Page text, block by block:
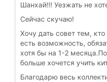
Шанхай!!! Уезжать не
Сейчас скучаю!
Хочу дать совет тем,
есть возможность,
хотя бы на 1-2
больше хочется учить
Благодарю весь